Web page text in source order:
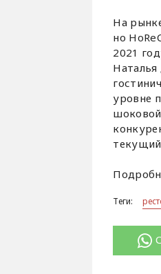
На
но
2021
уровне
Теги: